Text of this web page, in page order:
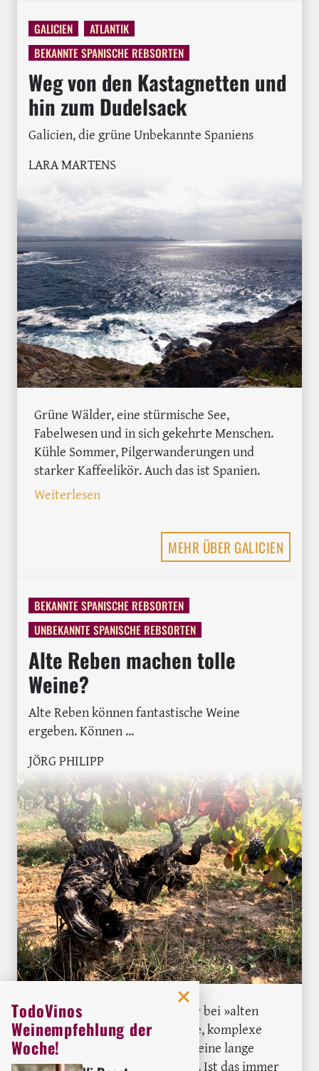
GALICIEN
ATLANTIK
BEKANNTE SPANISCHE REBSORTEN
Weg von den Kastagnetten und
hin zum Dudelsack
Galicien, die grüne Unbekannte Spaniens
LARA MARTENS
Grüne Wälder, eine stürmische See,
Fabelwesen und in sich gekehrte Menschen.
Kühle Sommer, Pilgerwanderungen und
starker Kaffeelikör. Auch das ist Spanien.
Weiterlesen: Weg von den Kastagnetten und hin
MEHR ÜBER GALICIEN
BEKANNTE SPANISCHE REBSORTEN
UNBEKANNTE SPANISCHE REBSORTEN
Alte Reben machen tolle
Weine?
Alte Reben können fantastische Weine
ergeben. Können ...
JÖRG PHILIPP
Häufig geraten Weinliebhaber bei »alten
Reben« ins schwärmen. Dichte, komplexe
Weine stellt man sich vor, die eine lange
Geschichte zu erzählen haben. Ist das immer
TodoVinos
Weinempfehlung der
Woche!